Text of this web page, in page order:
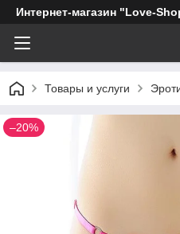
Интернет-магазин "Love-
Товары и услуги
–20%